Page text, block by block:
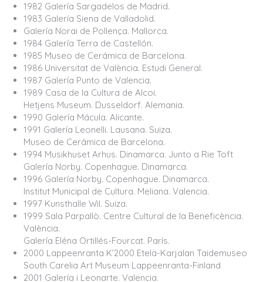
1982 Galería Sargadelos de Madrid.
1983 Galería Siena de Valladolid.
Galería Norai de Pollença. Mallorca.
1984 Galería Terra de Castellón.
1985 Museo de Cerámica de Barcelona.
1986 Universitat de València. Estudi General.
1987 Galería Punto de Valencia.
1989 Casa de la Cultura de Alcoi.
Hetjens Museum. Dusseldorf. Alemania.
1990 Galería Mácula. Alicante.
1991 Galería Leonelli. Lausana. Suiza.
Museo de Cerámica de Barcelona.
1994 Musikhuset Arhus. Dinamarca. Junto a Rie Toft
Galería Norby. Copenhague. Dinamarca.
1996 Galería Norby. Copenhague. Dinamarca.
Institut Municipal de Cultura. Meliana. Valencia.
1997 Kunsthalle Wil. Suiza.
1999 Sala Parpallò. Centre Cultural de la Beneficència.
València.
Galería Eléna Ortillés-Fourcat. París.
2000 Lappeenranta K’2000 Etelä-Karjalan Taidemuseo
South Carelia Art Museum Lappeenranta-Finland
2001 Galería i Leonarte. Valencia.